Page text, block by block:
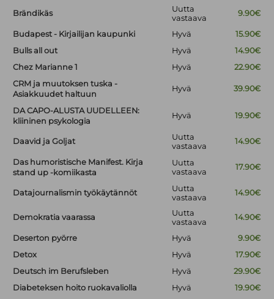
Brändikäs
Uutta
vastaava
9.90€
Budapest - Kirjailijan kaupunki Hyvä
15.90€
Bulls all out
Hyvä
14.90€
Chez Marianne 1
Hyvä
22.90€
CRM ja muutoksen tuska -
Asiakkuudet haltuun
Hyvä 39.90€
DA CAPO-ALUSTA UUDELLEEN:
kliininen psykologia
Hyvä 19.90€
Daavid ja Goljat
Uutta
vastaava
14.90€
Das humoristische Manifest. Kirja
stand up -komiikasta
Uutta
vastaava
17.90€
Datajournalismin työkäytännöt
Uutta
vastaava
14.90€
Demokratia vaarassa
Uutta
vastaava
14.90€
Deserton pyörre Hyvä
9.90€
Detox
Hyvä
17.90€
Deutsch im Berufsleben
Hyvä
29.90€
Diabeteksen hoito ruokavaliolla
Hyvä
19.90€